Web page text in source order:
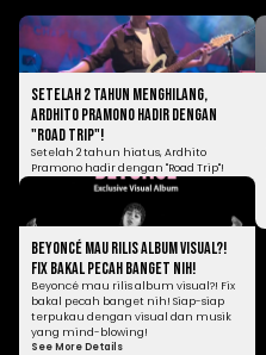
Setelah 2 Tahun Menghilang,
Ardhito Pramono Hadir dengan
"Road Trip"!
Setelah 2 tahun hiatus, Ardhito
Pramono hadir dengan "Road Trip"!
Album yang menceritakan kisah
Beyoncé Mau Rilis Album Visual?!
Fix Bakal Pecah Banget Nih!
Beyoncé mau rilis album visual?! Fix
bakal pecah banget nih! Siap-siap
terpukau dengan visual dan musik
yang mind-blowing!
See More Details